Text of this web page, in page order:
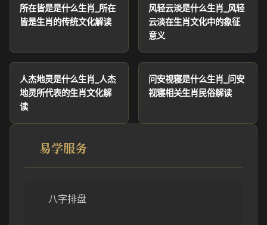
所在皆是是什么生肖_所在
皆是生肖的传统文化解读
风轻云淡是什么生肖_风轻
云淡在生肖文化中的象征
意义
人杰地灵是什么生肖_人杰
地灵所代表的生肖文化解
读
问安视寝是什么生肖_问安
视寝相关生肖民俗解读
易学服务
八字排盘